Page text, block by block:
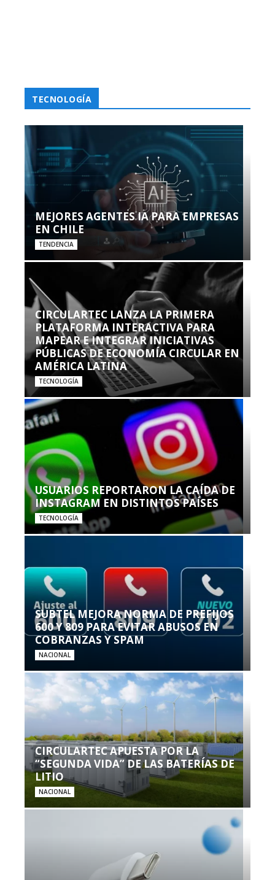
TECNOLOGÍA
MEJORES AGENTES IA PARA EMPRESAS
EN CHILE
TENDENCIA
CIRCULARTEC LANZA LA PRIMERA
PLATAFORMA INTERACTIVA PARA
MAPEAR E INTEGRAR INICIATIVAS
PÚBLICAS DE ECONOMÍA CIRCULAR EN
AMÉRICA LATINA
TECNOLOGÍA
USUARIOS REPORTARON LA CAÍDA DE
INSTAGRAM EN DISTINTOS PAÍSES
TECNOLOGÍA
SUBTEL MEJORA NORMA DE PREFIJOS
600 Y 809 PARA EVITAR ABUSOS EN
COBRANZAS Y SPAM
NACIONAL
CIRCULARTEC APUESTA POR LA
“SEGUNDA VIDA” DE LAS BATERÍAS DE
LITIO
NACIONAL